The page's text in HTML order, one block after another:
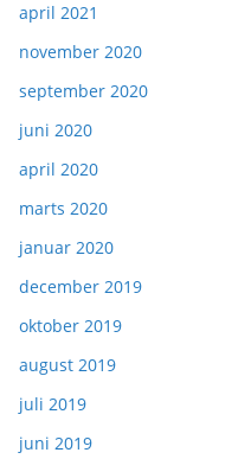
april 2021
november 2020
september 2020
juni 2020
april 2020
marts 2020
januar 2020
december 2019
oktober 2019
august 2019
juli 2019
juni 2019